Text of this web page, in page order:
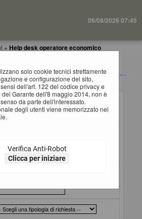
06/08/2026 07:45
» Help desk operatore economico
solo cookie tecnici strettamente
e configurazione del sito,
dell'art. 122 del codice privacy e
Garante dell'8 maggio 2014, non è
da parte dell'interessato.
degli utenti viene memorizzato nel
Verifica Anti-Robot
Clicca per iniziare
ECONOMICI